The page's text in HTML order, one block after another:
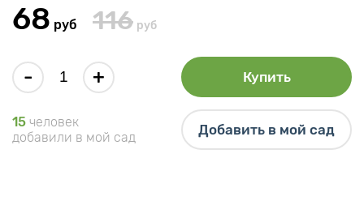
68 руб 116 руб
- + Купить
15 человек
добавили в мой сад
Добавить в мой сад